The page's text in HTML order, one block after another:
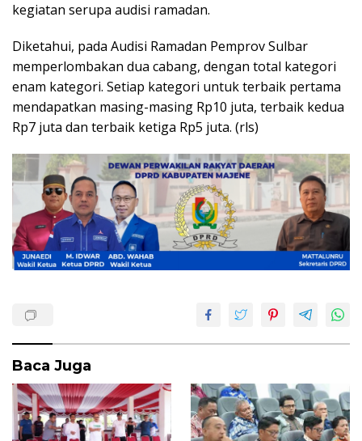
kegiatan serupa audisi ramadan.
Diketahui, pada Audisi Ramadan Pemprov Sulbar
memperlombakan dua cabang, dengan total kategori
enam kategori. Setiap kategori untuk terbaik pertama
mendapatkan masing-masing Rp10 juta, terbaik kedua
Rp7 juta dan terbaik ketiga Rp5 juta. (rls)
Baca Juga